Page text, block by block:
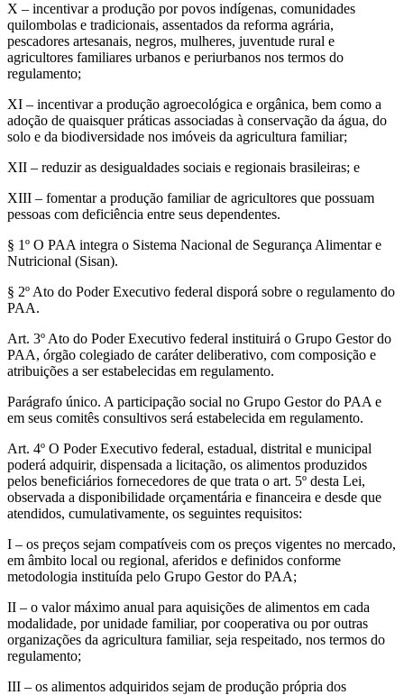
X – incentivar a produção por povos indígenas, comunidades
quilombolas e tradicionais, assentados da reforma agrária,
pescadores artesanais, negros, mulheres, juventude rural e
agricultores familiares urbanos e periurbanos nos termos do
regulamento;
XI – incentivar a produção agroecológica e orgânica, bem como a
adoção de quaisquer práticas associadas à conservação da água, do
solo e da biodiversidade nos imóveis da agricultura familiar;
XII – reduzir as desigualdades sociais e regionais brasileiras; e
XIII – fomentar a produção familiar de agricultores que possuam
pessoas com deficiência entre seus dependentes.
§ 1º O PAA integra o Sistema Nacional de Segurança Alimentar e
Nutricional (Sisan).
§ 2º Ato do Poder Executivo federal disporá sobre o regulamento do
PAA.
Art. 3º Ato do Poder Executivo federal instituirá o Grupo Gestor do
PAA, órgão colegiado de caráter deliberativo, com composição e
atribuições a ser estabelecidas em regulamento.
Parágrafo único. A participação social no Grupo Gestor do PAA e
em seus comitês consultivos será estabelecida em regulamento.
Art. 4º O Poder Executivo federal, estadual, distrital e municipal
poderá adquirir, dispensada a licitação, os alimentos produzidos
pelos beneficiários fornecedores de que trata o art. 5º desta Lei,
observada a disponibilidade orçamentária e financeira e desde que
atendidos, cumulativamente, os seguintes requisitos:
I – os preços sejam compatíveis com os preços vigentes no mercado,
em âmbito local ou regional, aferidos e definidos conforme
metodologia instituída pelo Grupo Gestor do PAA;
II – o valor máximo anual para aquisições de alimentos em cada
modalidade, por unidade familiar, por cooperativa ou por outras
organizações da agricultura familiar, seja respeitado, nos termos do
regulamento;
III – os alimentos adquiridos sejam de produção própria dos